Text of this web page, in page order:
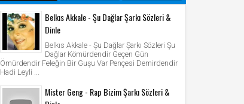
Belkıs Akkale - Şu Dağlar Şarkı Sözleri &
Dinle
Belkıs Akkale - Şu Dağlar Şarkı Sözleri Şu
Dağlar Kömürdendir Geçen Gün
Ömürdendir Feleğin Bir Guşu Var Pençesi Demirdendir
Hadi Leyli ...
Mister Geng - Rap Bizim Şarkı Sözleri &